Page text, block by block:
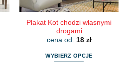
produktu
Plakat Kot chodzi własnymi
drogami
cena od: 18 zł
WYBIERZ OPCJE